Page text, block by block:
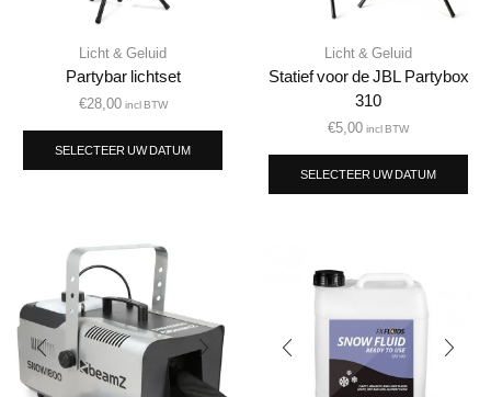
Licht & Geluid
Partybar lichtset
€28,00 incl BTW
SELECTEER UW DATUM
Licht & Geluid
Statief voor de JBL Partybox
310
€5,00 incl BTW
SELECTEER UW DATUM